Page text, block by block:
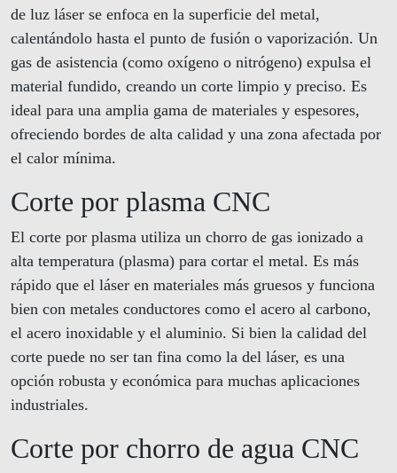
de luz láser se enfoca en la superficie del metal,
calentándolo hasta el punto de fusión o vaporización. Un
gas de asistencia (como oxígeno o nitrógeno) expulsa el
material fundido, creando un corte limpio y preciso. Es
ideal para una amplia gama de materiales y espesores,
ofreciendo bordes de alta calidad y una zona afectada por
el calor mínima.
Corte por plasma CNC
El corte por plasma utiliza un chorro de gas ionizado a
alta temperatura (plasma) para cortar el metal. Es más
rápido que el láser en materiales más gruesos y funciona
bien con metales conductores como el acero al carbono,
el acero inoxidable y el aluminio. Si bien la calidad del
corte puede no ser tan fina como la del láser, es una
opción robusta y económica para muchas aplicaciones
industriales.
Corte por chorro de agua CNC